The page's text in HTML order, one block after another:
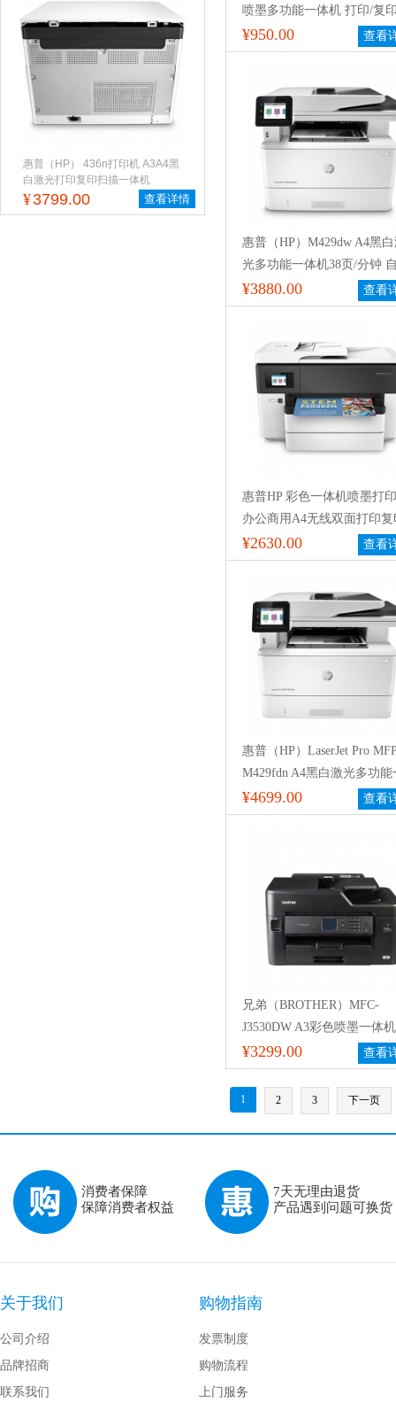
惠普（HP） 436n打印机 A3A4黑
白激光打印复印扫描一体机
¥3799.00 查看详情
喷墨多功能一体机 打印/复
描 15页/分钟 不支持网络打
用耗材：004系列四色墨水
¥950.00 查看
惠普（HP）M429dw A4黑
光多功能一体机38页/分钟
双面 1200*1200dpi 有线/无
络 250页单纸盒 适用
¥3880.00 查看
惠普HP 彩色一体机喷墨打
办公商用A4无线双面打印复
描 9020
¥2630.00 查看
惠普（HP）LaserJet Pro MFP
M429fdn A4黑白激光多功能
机 打印/复印/扫描/传真 有
络打印 38页/分钟 自动双面
¥4699.00 查看
兄弟（BROTHER）MFC-
J3530DW A3彩色喷墨一体机
(1200×4800 dpi) 黑白打印速
页/分钟；彩色27页/分钟自
面+支持无线/有线网络打印
耗材:LC3919BK/LC3919C/
墨盒
¥3299.00 查看
1 2 3 下一页
消费者保障
保障消费者权益
7天无理由退货
产品遇到问题可换货
关于我们
公司介绍
品牌招商
联系我们
购物指南
发票制度
购物流程
上门服务